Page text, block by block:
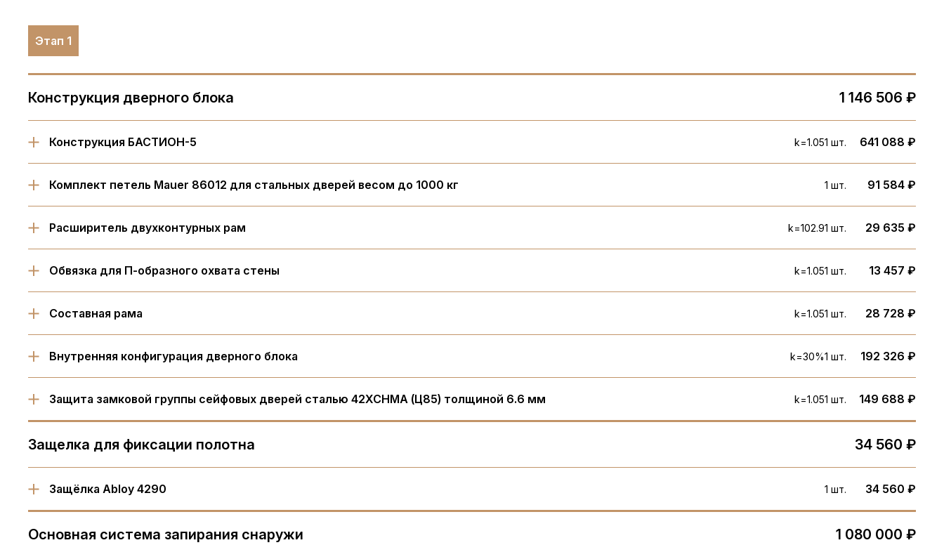
Этап 1
Конструкция дверного блока 1 146 506 ₽
Конструкция БАСТИОН-5 k=1.051 шт. 641 088 ₽
Комплект петель Mauer 86012 для стальных дверей весом до 1000 кг 1 шт. 91 584 ₽
Расширитель двухконтурных рам k=102.91 шт. 29 635 ₽
Обвязка для П-образного охвата стены k=1.051 шт. 13 457 ₽
Составная рама k=1.051 шт. 28 728 ₽
Внутренняя конфигурация дверного блока k=30%1 шт. 192 326 ₽
Защита замковой группы сейфовых дверей сталью 42XCHMA (Ц85) толщиной 6.6 мм k=1.051 шт. 149 688 ₽
Защелка для фиксации полотна 34 560 ₽
Защёлка Abloy 4290 1 шт. 34 560 ₽
Основная система запирания снаружи 1 080 000 ₽